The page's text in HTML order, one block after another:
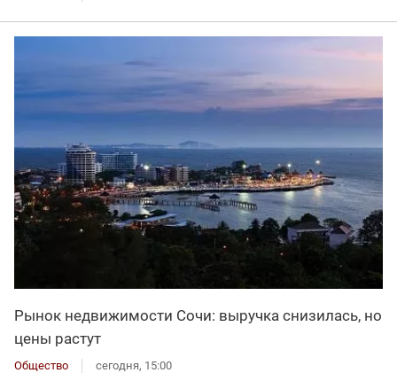
Рынок недвижимости Сочи: выручка снизилась, но
цены растут
Общество сегодня, 15:00